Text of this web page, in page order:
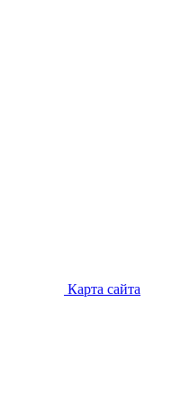
Карта сайта